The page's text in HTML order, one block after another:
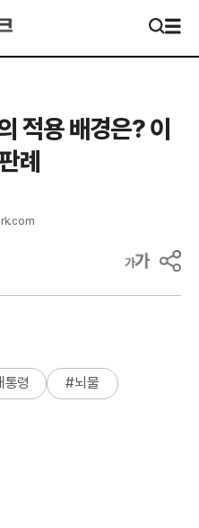
적용 배경은? 이
례
통령 #뇌물